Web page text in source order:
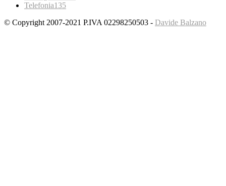
Telefonia135
© Copyright 2007-2021 P.IVA 02298250503 - Davide Balzano